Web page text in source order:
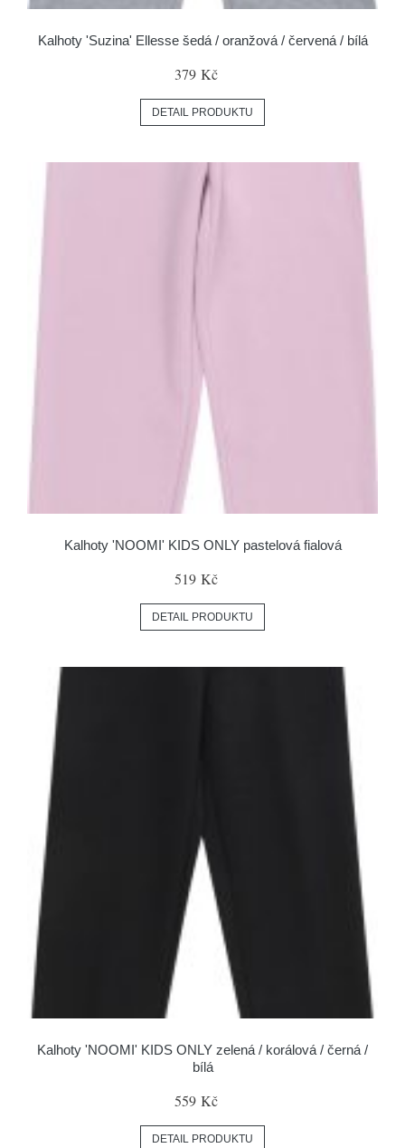
Kalhoty 'Suzina' Ellesse šedá / oranžová / červená / bílá
379 Kč
DETAIL PRODUKTU
Kalhoty 'NOOMI' KIDS ONLY pastelová fialová
519 Kč
DETAIL PRODUKTU
Kalhoty 'NOOMI' KIDS ONLY zelená / korálová / černá /
bílá
559 Kč
DETAIL PRODUKTU